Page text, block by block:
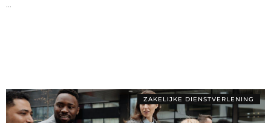
ZAKELIJKE DIENSTVERLENING